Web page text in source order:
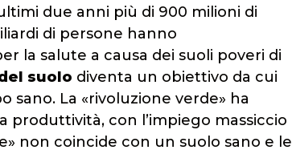
due anni più di 900 milioni di
di persone hanno
la salute a causa dei suoli poveri di
suolo diventa un obiettivo da cui
sano. La «rivoluzione verde» ha
produttività, con l’impiego massiccio
non coincide con un suolo sano e le